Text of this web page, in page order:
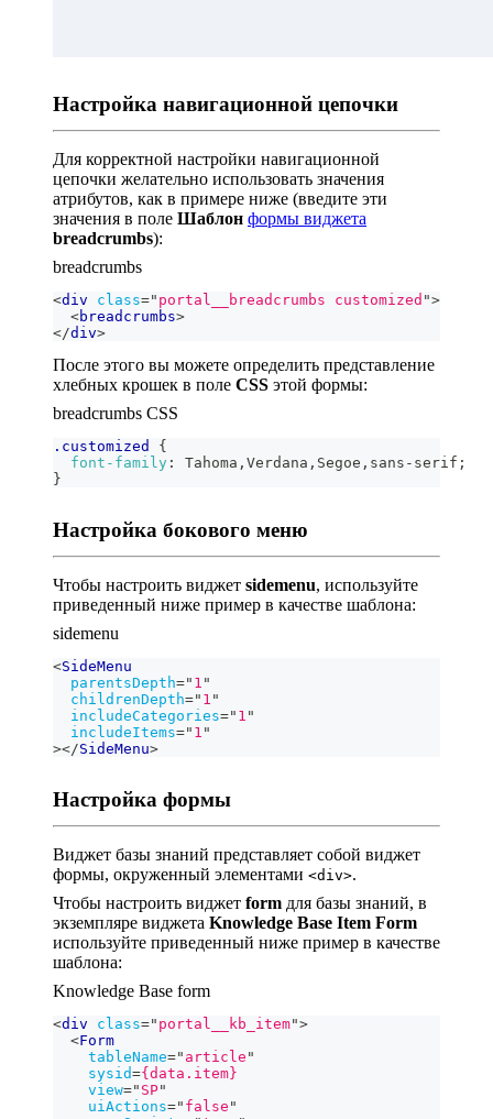
Настройка навигационной цепочки
Для корректной настройки навигационной
цепочки желательно использовать значения
атрибутов, как в примере ниже (введите эти
значения в поле Шаблон формы виджета
breadcrumbs):
breadcrumbs
<div class=" portal__breadcrumbs customized ">
<breadcrumbs>
</div>
После этого вы можете определить представление
хлебных крошек в поле CSS этой формы:
breadcrumbs CSS
.customized
{
font-family : Tahoma , Verdana , Segoe , sans-serif ;
}
Настройка бокового меню
Чтобы настроить виджет sidemenu, используйте
приведенный ниже пример в качестве шаблона:
sidemenu
<SideMenu
parentsDepth=" 1 "
childrenDepth=" 1 "
includeCategories=" 1 "
includeItems=" 1 "
></SideMenu>
Настройка формы
Виджет базы знаний представляет собой виджет
формы, окруженный элементами <div>.
Чтобы настроить виджет form для базы знаний, в
экземпляре виджета Knowledge Base Item Form
используйте приведенный ниже пример в качестве
шаблона:
Knowledge Base form
<div class=" portal__kb_item">
<Form
tableName=" article "
sysid={data.item}
view=" SP"
uiActions=" false "